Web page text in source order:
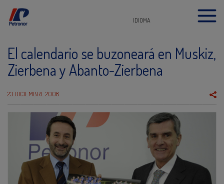
IDIOMA
El calendario se buzoneará en Muskiz,
Zierbena y Abanto-Zierbena
23 DICIEMBRE 2008